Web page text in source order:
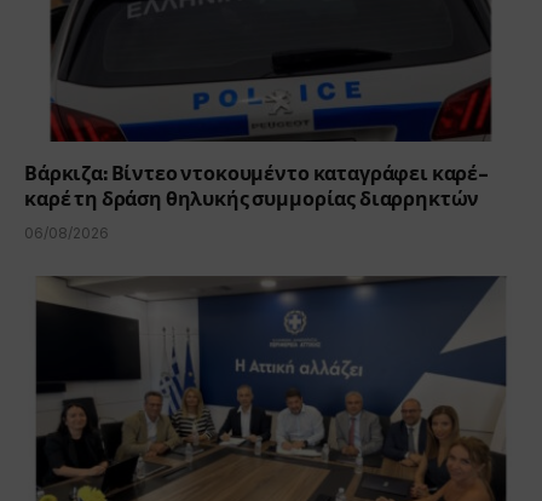
Βάρκιζα: Βίντεο ντοκουμέντο καταγράφει καρέ-
καρέ τη δράση θηλυκής συμμορίας διαρρηκτών
06/08/2026